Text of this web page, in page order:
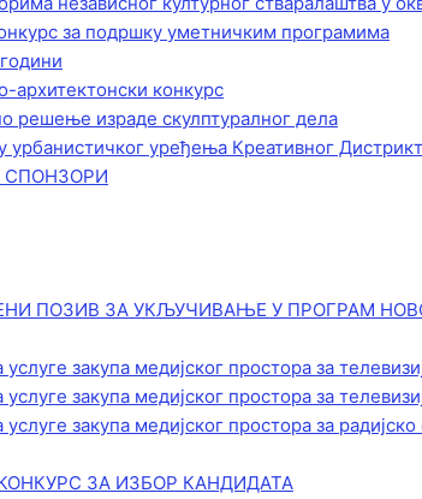
за подршку уметничким програмима
архитектонски конкурс
решење израде скулптуралног дела
урбанистичког уређења Креативног
СПОНЗОРИ
ПОЗИВ ЗА УКЉУЧИВАЊЕ У ПРОГРАМ
услуге закупа медијског простора за
услуге закупа медијског простора за
услуге закупа медијског простора за
ЗА ИЗБОР КАНДИДАТА